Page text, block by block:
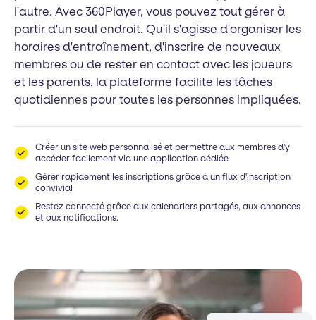
l'autre. Avec 360Player, vous pouvez tout gérer à
partir d'un seul endroit. Qu'il s'agisse d'organiser les
horaires d'entraînement, d'inscrire de nouveaux
membres ou de rester en contact avec les joueurs
et les parents, la plateforme facilite les tâches
quotidiennes pour toutes les personnes impliquées.
Créer un site web personnalisé et permettre aux membres d'y
accéder facilement via une application dédiée
Gérer rapidement les inscriptions grâce à un flux d'inscription
convivial
Restez connecté grâce aux calendriers partagés, aux annonces
et aux notifications.